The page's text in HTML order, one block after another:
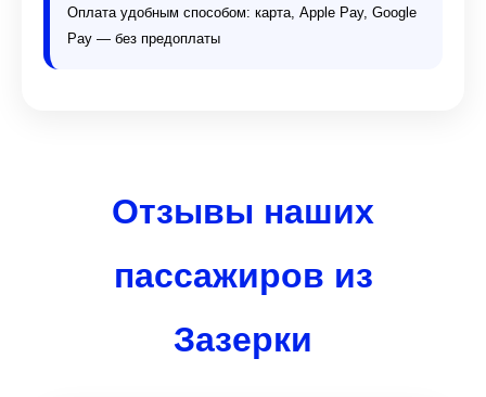
Оплата удобным способом: карта, Apple Pay, Google
Pay — без предоплаты
Отзывы наших
пассажиров из
Зазерки